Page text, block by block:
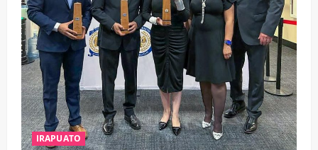
IRAPUATO